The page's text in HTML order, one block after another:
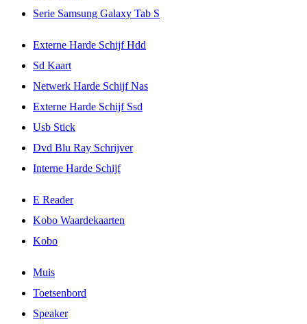
Serie Samsung Galaxy Tab S
Externe Harde Schijf Hdd
Sd Kaart
Netwerk Harde Schijf Nas
Externe Harde Schijf Ssd
Usb Stick
Dvd Blu Ray Schrijver
Interne Harde Schijf
E Reader
Kobo Waardekaarten
Kobo
Muis
Toetsenbord
Speaker